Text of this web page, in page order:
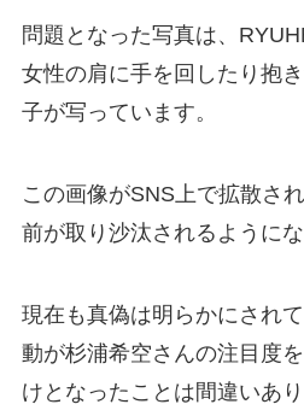
問題となった写真は、
女性の肩に手を回したり抱
子が写っています。
この画像がSNS上で拡散さ
前が取り沙汰されるようにな
現在も真偽は明らかにされ
動が杉浦希空さんの注目度
けとなったことは間違いあり